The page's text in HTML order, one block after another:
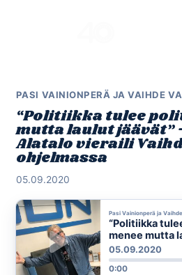
PASI VAINIONPERÄ JA VAIHDE
“Politiikka tulee
mutta laulut jäävät”
Alatalo vieraili
ohjelmassa
05.09.2020
Pasi Vainionperä ja
“Politiikka
menee mutta
Mikko Alatalo
Vapaalle -
05.09.2020
0:00